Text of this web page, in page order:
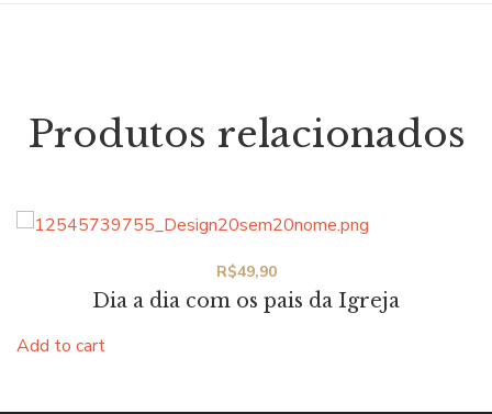
Produtos relacionados
Dia a dia com os pais da Igreja
R$49,90
Add to cart